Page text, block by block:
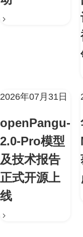
2026年07月31日
openPangu-
2.0-Pro模型
及技术报告
正式开源上
线